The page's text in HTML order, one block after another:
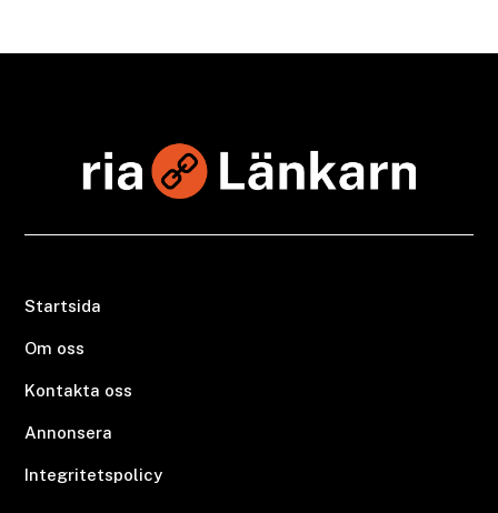
Startsida
Om oss
Kontakta oss
Annonsera
Integritetspolicy